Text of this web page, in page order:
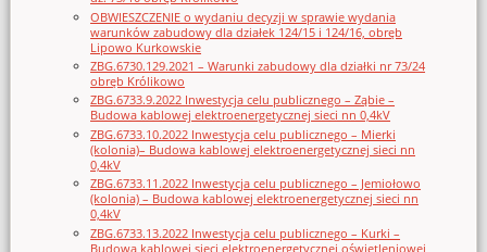
OBWIESZCZENIE o wydaniu decyzji w sprawie wydania
warunków zabudowy dla działek 124/15 i 124/16, obręb
Lipowo Kurkowskie
ZBG.6730.129.2021 – Warunki zabudowy dla działki nr 73/24
obręb Królikowo
ZBG.6733.9.2022 Inwestycja celu publicznego – Ząbie –
Budowa kablowej elektroenergetycznej sieci nn 0,4kV
ZBG.6733.10.2022 Inwestycja celu publicznego – Mierki
(kolonia)– Budowa kablowej elektroenergetycznej sieci nn
0,4kV
ZBG.6733.11.2022 Inwestycja celu publicznego – Jemiołowo
(kolonia) – Budowa kablowej elektroenergetycznej sieci nn
0,4kV
ZBG.6733.13.2022 Inwestycja celu publicznego – Kurki –
Budowa kablowej sieci elektroenergetycznej oświetleniowej